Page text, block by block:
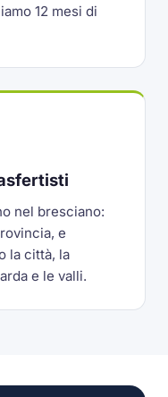
12 mesi di
nel bresciano:
e
la città, la
e le valli.